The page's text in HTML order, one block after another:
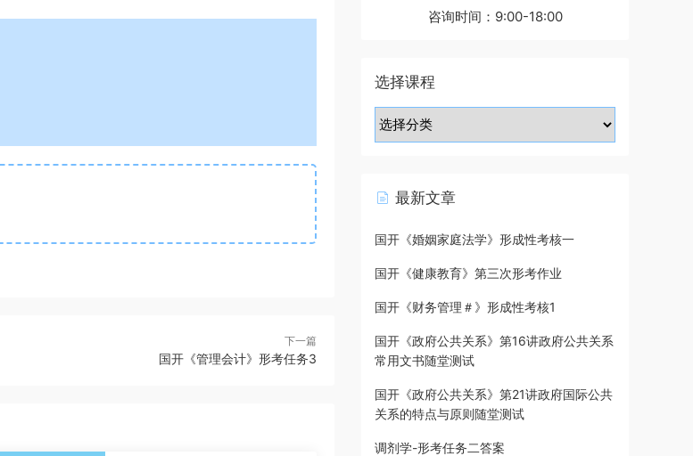
下一篇
国开《管理会计》形考任务3
咨询时间：9:00-18:00
选择课程
最新文章
国开《婚姻家庭法学》形成性考核一
国开《健康教育》第三次形考作业
国开《财务管理＃》形成性考核1
国开《政府公共关系》第16讲政府公共关系
常用文书随堂测试
国开《政府公共关系》第21讲政府国际公共
关系的特点与原则随堂测试
调剂学-形考任务二答案